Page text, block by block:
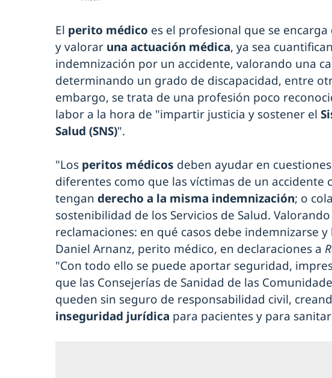
El perito médico es el profesional que se
y valorar una actuación médica, ya sea
indemnización por un accidente, valorando una
determinando un grado de discapacidad, entre
embargo, se trata de una profesión poco
labor a la hora de "impartir justicia y sostener el
Salud (SNS)".
"Los peritos médicos deben ayudar en
diferentes como que las víctimas de un accidente
tengan derecho a la misma indemnización; o
sostenibilidad de los Servicios de Salud.
reclamaciones: en qué casos debe indemnizarse
Daniel Arnanz, perito médico, en declaraciones a
"Con todo ello se puede aportar seguridad,
que las Consejerías de Sanidad de las
queden sin seguro de responsabilidad civil,
inseguridad jurídica para pacientes y para